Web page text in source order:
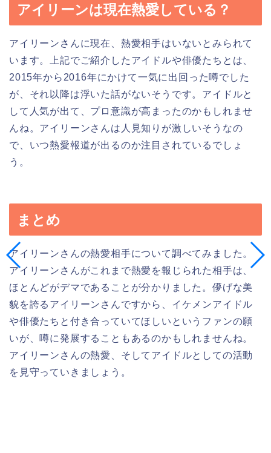
アイリーンは現在熱愛している？
アイリーンさんに現在、熱愛相手はいないとみられて
います。上記でご紹介したアイドルや俳優たちとは、
2015年から2016年にかけて一気に出回った噂でした
が、それ以降は浮いた話がないそうです。アイドルと
して人気が出て、プロ意識が高まったのかもしれませ
んね。アイリーンさんは人見知りが激しいそうなの
で、いつ熱愛報道が出るのか注目されているでしょ
う。
まとめ
アイリーンさんの熱愛相手について調べてみました。
アイリーンさんがこれまで熱愛を報じられた相手は、
ほとんどがデマであることが分かりました。儚げな美
貌を誇るアイリーンさんですから、イケメンアイドル
や俳優たちと付き合っていてほしいというファンの願
いが、噂に発展することもあるのかもしれませんね。
アイリーンさんの熱愛、そしてアイドルとしての活動
を見守っていきましょう。